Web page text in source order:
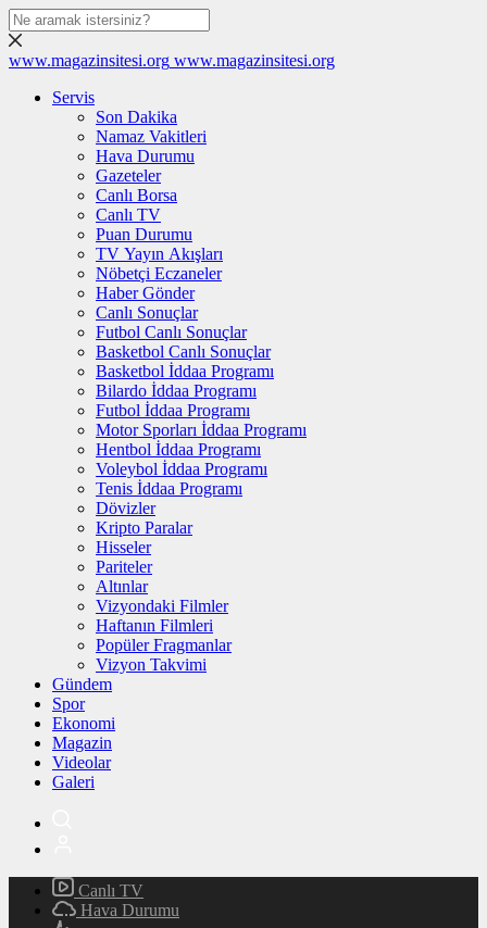
www.magazinsitesi.org www.magazinsitesi.org
Servis
Son Dakika
Namaz Vakitleri
Hava Durumu
Gazeteler
Canlı Borsa
Canlı TV
Puan Durumu
TV Yayın Akışları
Nöbetçi Eczaneler
Haber Gönder
Canlı Sonuçlar
Futbol Canlı Sonuçlar
Basketbol Canlı Sonuçlar
Basketbol İddaa Programı
Bilardo İddaa Programı
Futbol İddaa Programı
Motor Sporları İddaa Programı
Hentbol İddaa Programı
Voleybol İddaa Programı
Tenis İddaa Programı
Dövizler
Kripto Paralar
Hisseler
Pariteler
Altınlar
Vizyondaki Filmler
Haftanın Filmleri
Popüler Fragmanlar
Vizyon Takvimi
Gündem
Spor
Ekonomi
Magazin
Videolar
Galeri
Canlı TV
Hava Durumu